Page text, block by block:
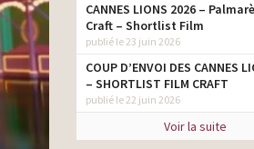
CANNES LIONS 2026 –
Craft – Shortlist Film
publié le 23 juin 2026
COUP D’ENVOI DES CANNES
– SHORTLIST FILM CRAFT
publié le 22 juin 2026
Voir la suite